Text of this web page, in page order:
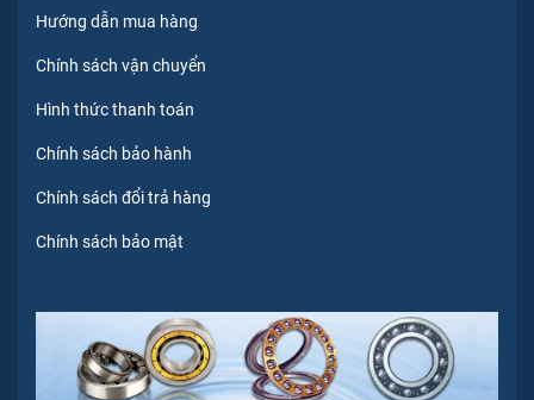
Hướng dẫn mua hàng
Chính sách vận chuyển
Hình thức thanh toán
Chính sách bảo hành
Chính sách đổi trả hàng
Chính sách bảo mật